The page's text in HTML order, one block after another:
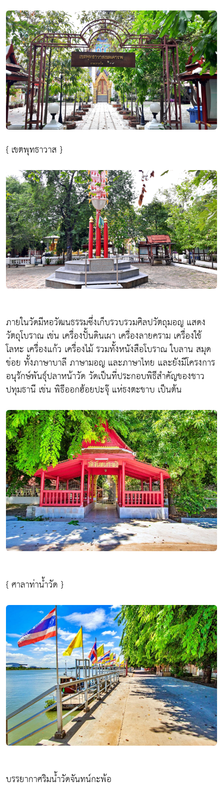
{ เขตพุทธาวาส }
ภายในวัดมีหอวัฒนธรรมซึ่งเก็บรวบรวมศิลปวัตถุมอญ แสดง
วัตถุโบราณ เช่น เครื่องปั้นดินเผา เครื่องลายคราม เครื่องใช้
โลหะ เครื่องแก้ว เครื่องไม้ รวมทั้งหนังสือโบราณ ใบลาน สมุด
ข่อย ทั้งภาษาบาลี ภาษามอญ และภาษาไทย และยังมีโครงการ
อนุรักษ์พันธุ์ปลาหน้าวัด วัดเป็นที่ประกอบพิธีสำคัญของชาว
ปทุมธานี เช่น พิธีออกฮ้อยปะจุ๊ แห่ธงตะขาบ เป็นต้น
{ ศาลาท่าน้ำวัด }
บรรยากาศริมน้ำวัดจันทน์กะพ้อ